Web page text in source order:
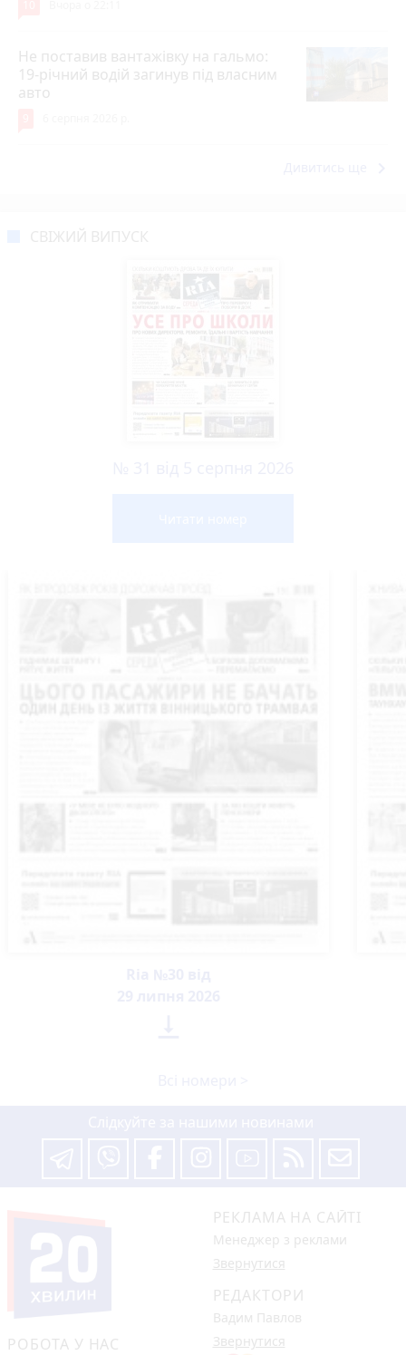
Не поставив вантажівку на гальмо:
19-річний водій загинув під власним
авто
РОБОТА У НАС
РЕКЛАМА НА САЙТІ
Менеджер з реклами
Звернутися
РЕДАКТОРИ
Вадим Павлов
Звернутися